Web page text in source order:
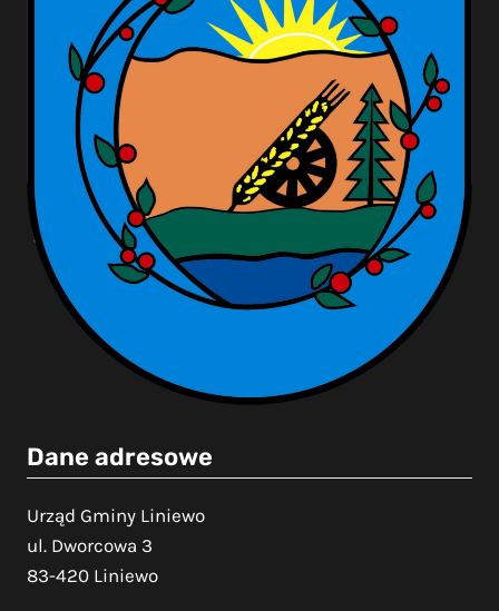
Dane adresowe
Urząd Gminy Liniewo
ul. Dworcowa 3
83-420 Liniewo